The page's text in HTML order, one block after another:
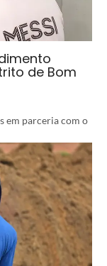
de Bom
em parceria com o